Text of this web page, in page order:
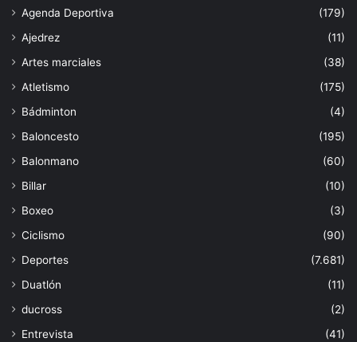
Agenda Deportiva
(179)
Ajedrez
(11)
Artes marciales
(38)
Atletismo
(175)
Bádminton
(4)
Baloncesto
(195)
Balonmano
(60)
Billar
(10)
Boxeo
(3)
Ciclismo
(90)
Deportes
(7.681)
Duatlón
(11)
ducross
(2)
Entrevista
(41)